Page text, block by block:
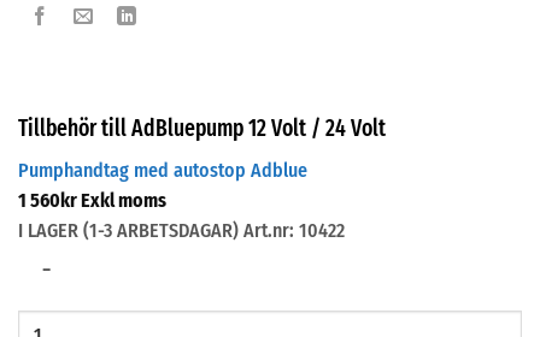
Tillbehör till AdBluepump 12 Volt / 24 Volt
Pumphandtag med autostop Adblue
1 560krExkl moms
I LAGER (1-3 ARBETSDAGAR) Art.nr: 10422
−